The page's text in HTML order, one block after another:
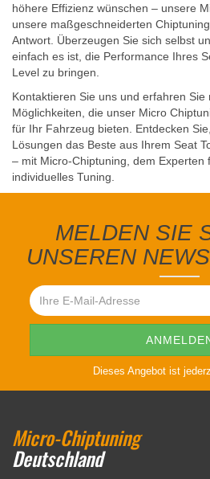
höhere Effizienz wünschen – unsere
unsere maßgeschneiderten
Antwort. Überzeugen Sie sich selbst
einfach es ist, die Performance Ihres
Level zu bringen.
Kontaktieren Sie uns und erfahren Sie
Möglichkeiten, die unser Micro
für Ihr Fahrzeug bieten. Entdecken
Lösungen das Beste aus Ihrem Seat
– mit Micro-Chiptuning, dem Experten
individuelles Tuning.
MELDEN SIE
UNSEREN
Dieses Angebot ist
Micro-Chiptuning
Deutschland